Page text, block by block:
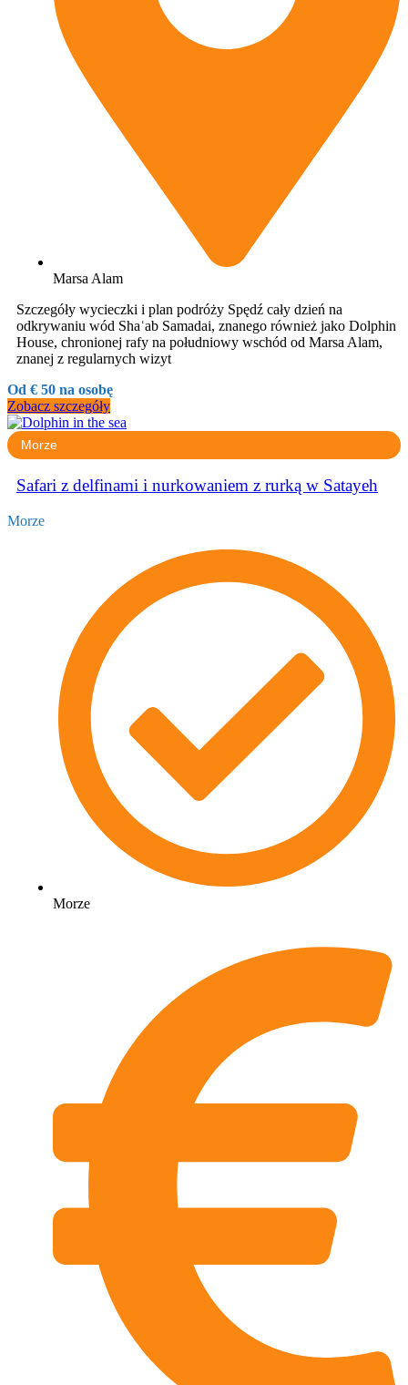
Marsa Alam
Szczegóły wycieczki i plan podróży Spędź cały dzień na
odkrywaniu wód Shaʿab Samadai, znanego również jako Dolphin
House, chronionej rafy na południowy wschód od Marsa Alam,
znanej z regularnych wizyt
Od € 50 na osobę
Zobacz szczegóły
Morze
Safari z delfinami i nurkowaniem z rurką w Satayeh
Morze
Morze